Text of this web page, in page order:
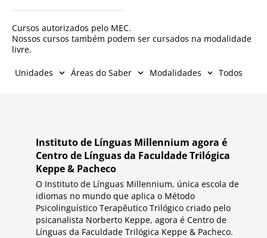
Cursos autorizados pelo MEC.
Nossos cursos também podem ser cursados na modalidade
livre.
Unidades Áreas do Saber Modalidades Todos
Instituto de Línguas Millennium agora é
Centro de Línguas da Faculdade Trilógica
Keppe & Pacheco
O Instituto de Línguas Millennium, única escola de
idiomas no mundo que aplica o Método
Psicolinguístico Terapêutico Trilógico criado pelo
psicanalista Norberto Keppe, agora é Centro de
Línguas da Faculdade Trilógica Keppe & Pacheco.